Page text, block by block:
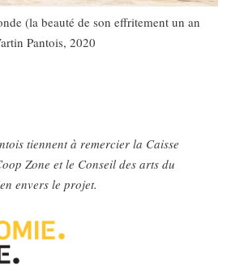
(la beauté de son effritement un an
Pantois, 2020
tiennent à remercier la Caisse
Zone et le Conseil des arts du
envers le projet.